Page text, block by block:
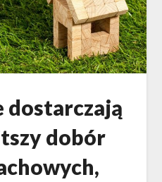
dostarczają
dobór